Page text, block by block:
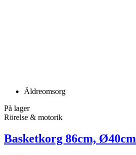
Äldreomsorg
På lager
Rörelse & motorik
Basketkorg 86cm, Ø40cm